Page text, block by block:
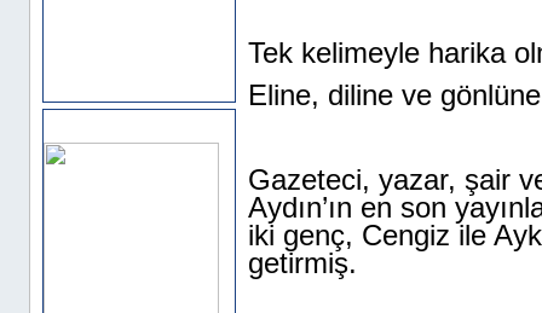
Tek kelimeyle harika
Eline, diline ve
Gazeteci, yazar, şair
Aydın’ın en son
iki genç, Cengiz ile
getirmiş.